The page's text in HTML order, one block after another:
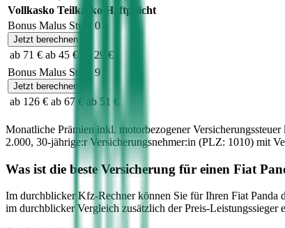
Vollkasko Teilkasko Haftpflicht
Bonus Malus Stufe 0
Jetzt berechnen
ab 71 € ab 45 €
ab 29 €
Bonus Malus Stufe 9
Jetzt berechnen
ab 126 € ab 67 € ab 51 €
Monatliche Prämien inkl. motorbezogener
2.000, 30-jährige:rVersicherungsnehmer:in (PLZ: 1010) mit
Was ist die beste Versicherung für einen Fiat
Im durchblicker Kfz-Rechner können Sie für Ihren Fiat Panda
im durchblicker Vergleich zusätzlich der Preis-Leistungssieger